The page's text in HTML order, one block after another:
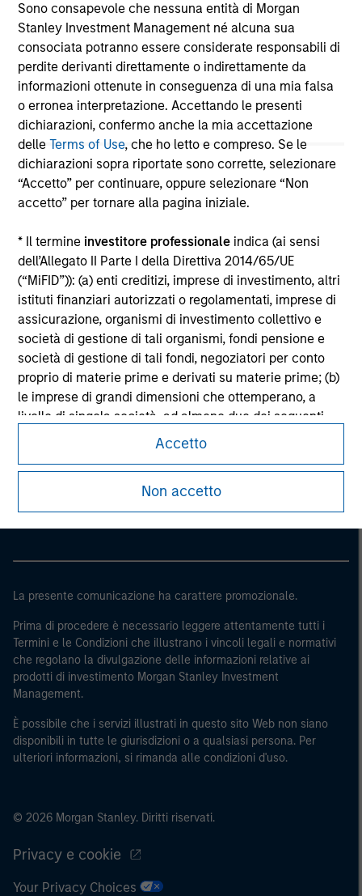
Sono consapevole che nessuna entità di Morgan
Stanley Investment Management né alcuna sua
consociata potranno essere considerate responsabili di
perdite derivanti direttamente o indirettamente da
informazioni ottenute in conseguenza di una mia falsa
o erronea interpretazione. Accettando le presenti
dichiarazioni, confermo anche la mia accettazione
delleTerms of Use, che ho letto e compreso. Se le
dichiarazioni sopra riportate sono corrette, selezionare
“Accetto” per continuare, oppure selezionare “Non
accetto” per tornare alla pagina iniziale.
* Il termine investitore professionale indica (ai sensi
dell’Allegato II Parte I della Direttiva 2014/65/UE
(“MiFID”)): (a) enti creditizi, imprese di investimento, altri
istituti finanziari autorizzati o regolamentati, imprese di
assicurazione, organismi di investimento collettivo e
società di gestione di tali organismi, fondi pensione e
società di gestione di tali fondi, negoziatori per conto
proprio di materie prime e derivati su materie prime; (b)
le imprese di grandi dimensioni che ottemperano, a
livello di singola società, ad almeno due dei seguenti
criteri dimensionali: (i) totale di bilancio: EUR 20 milioni,
2 milioni, che agiscono per proprio conto; o (c) i governi
nazionali e regionali, compresi gli enti pubblici incaricati
della gestione del debito pubblico a livello nazionale o
regionale, le banche centrali, le istituzioni internazionali
agiscono per proprio conto.
Si osservi che la definizione di Investitore professionale
potrebbe non essere una definizione fornita dall’autorità
di regolamentazione del paese da cui si accede al sito
web.
Accetto
Non accetto
The information on this page is for informational
purposes only. The information contained herein does
not constitute and should not be construed as an
offering of advisory services or an offer to sell or a
solicitation of an offer to buy any securities in any
jurisdiction in which such offer or solicitation,
purchase or sale would be unlawful under the
securities, insurance or other laws of such jurisdiction.
All investing involves risks, including a loss of principal.
Please refer to the strategy detail page for important
information on the strategy, including additional risk
Morgan Stanley Careers
La presente comunicazione ha carattere promozionale.
Prima di procedere è necessario leggere attentamente tutti i
Termini e le Condizioni che illustrano i vincoli legali e normativi
che regolano la divulgazione delle informazioni relative ai
prodotti di investimento Morgan Stanley Investment
Management.
È possibile che i servizi illustrati in questo sito Web non siano
disponibili in tutte le giurisdizioni o a qualsiasi persona. Per
ulteriori informazioni, si rimanda alle condizioni d'uso.
© 2026 Morgan Stanley. Diritti riservati.
Privacy e cookie
Your Privacy Choices